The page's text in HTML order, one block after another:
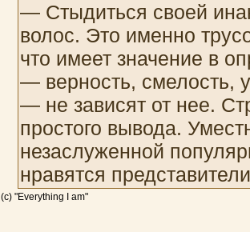
— Стыдиться своей
волос. Это именно
что имеет значение в
— верность, смелость,
— не зависят от нее.
простого вывода.
незаслуженной
нравятся
(с) "Everything I am"